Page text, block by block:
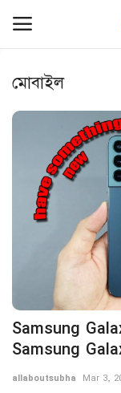
লগইন
ফ্রিল্যান্সিং
ফ্রি ফাইল
প্রযুক্তি
রিভিউ
লিখুন এবং
মোবাইল
Samsung
Samsung
allaboutsubha Mar 3,